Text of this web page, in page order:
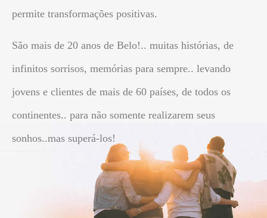
permite transformações positivas.
São mais de 20 anos de Belo!.. muitas histórias, de
infinitos sorrisos, memórias para sempre.. levando
jovens e clientes de mais de 60 países, de todos os
continentes.. para não somente realizarem seus
sonhos..mas superá-los!